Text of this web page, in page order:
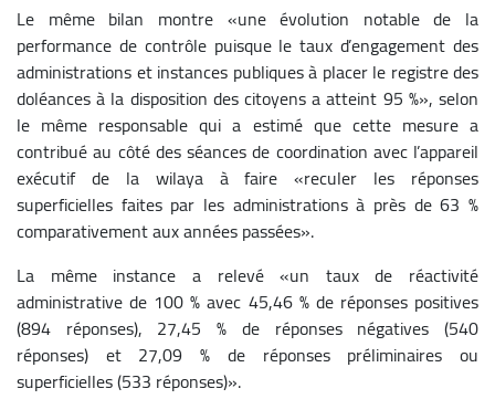
Le même bilan montre «une évolution notable de la
performance de contrôle puisque le taux d’engagement des
administrations et instances publiques à placer le registre des
doléances à la disposition des citoyens a atteint 95 %», selon
le même responsable qui a estimé que cette mesure a
contribué au côté des séances de coordination avec l’appareil
exécutif de la wilaya à faire «reculer les réponses
superficielles faites par les administrations à près de 63 %
comparativement aux années passées».
La même instance a relevé «un taux de réactivité
administrative de 100 % avec 45,46 % de réponses positives
(894 réponses), 27,45 % de réponses négatives (540
réponses) et 27,09 % de réponses préliminaires ou
superficielles (533 réponses)».